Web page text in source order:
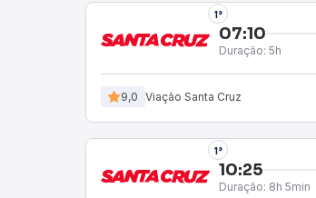
1°
07:10
Duração: 5h
9,0 Viação Santa Cruz
1°
10:25
Duração: 8h 5min